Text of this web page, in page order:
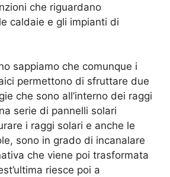
che riguardano
caldaie e gli impianti di
sappiamo che comunque i
permettono di sfruttare due
che sono all’interno dei raggi
serie di pannelli solari
i raggi solari e anche le
sono in grado di incanalare
che viene poi trasformata
riesce poi a